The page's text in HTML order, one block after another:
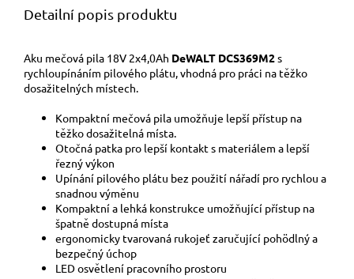
Detailní popis produktu
Aku mečová pila 18V 2x4,0Ah DeWALT DCS369M2s
rychloupínáním pilového plátu, vhodná pro práci na těžko
dosažitelných místech.
Kompaktní mečová pila umožňuje lepší přístup na
těžko dosažitelná místa.
Otočná patka pro lepší kontakt s materiálem a lepší
řezný výkon
Upínání pilového plátu bez použití nářadí pro rychlou a
snadnou výměnu
Kompaktní a lehká konstrukce umožňující přístup na
špatně dostupná místa
ergonomicky tvarovaná rukojeť zaručující pohödlný a
bezpečný úchop
LED osvětlení pracovního prostoru